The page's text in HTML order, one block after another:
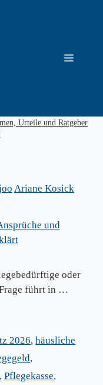
Menü
Urteile und Ratgeber
Ariane Kosick
oder
führt in …
2026,häusliche
,
, Pflegekasse,